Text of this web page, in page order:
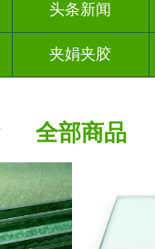
头条新闻
夹娟夹胶
全部商品